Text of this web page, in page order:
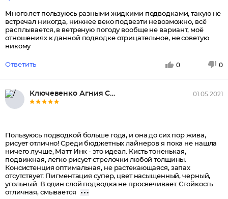
Много лет пользуюсь разными жидкими подводками, такую не
встречал никогда, нижнее веко подвезти невозможно, всё
расплывается, в ветреную погоду вообще не вариант, моё
отношениях к данной подводке отрицательное, не советую
никому
Ответить 0 0
Ключевенко Агния Сергеевна, Са... 01.05.2021
Пользуюсь подводкой больше года, и она до сих пор жива,
рисует отлично! Среди бюджетных лайнеров я пока не нашла
ничего лучше, Матт Инк - это идеал. Кисть тоненькая,
подвижная, легко рисует стрелочки любой толщины.
Консистенция оптимальная, не растекающаяся, запах
отсутствует. Пигментация супер, цвет насыщенный, черный,
угольный. В один слой подводка не просвечивает. Стойкость
отличная, смывается